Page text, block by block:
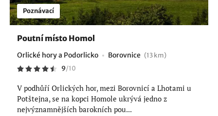
Poznávací
Poutní místo Homol
Orlické hory a Podorlicko Borovnice (13 km)
9/10
V podhůří Orlických hor, mezi Borovnicí a Lhotami u
Potštejna, se na kopci Homole ukrývá jedno z
nejvýznamnějších barokních pou...